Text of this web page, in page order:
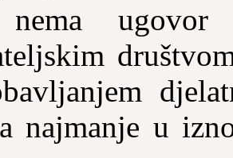
ugovor
najmanje u